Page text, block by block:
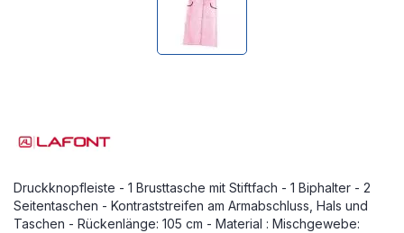
Druckknopfleiste - 1 Brusttasche mit Stiftfach - 1 Biphalter - 2
Seitentaschen - Kontraststreifen am Armabschluss, Hals und
Taschen - Rückenlänge: 105 cm - Material : Mischgewebe: